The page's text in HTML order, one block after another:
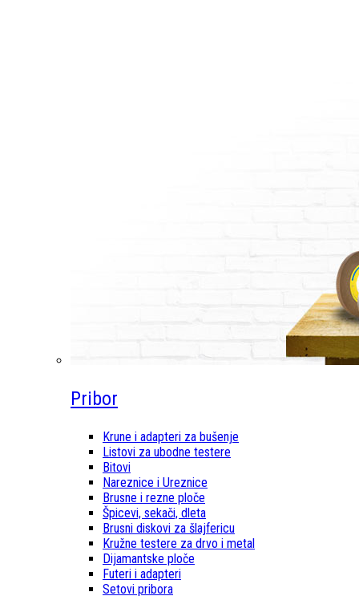
Pribor
Krune i adapteri za bušenje
Listovi za ubodne testere
Bitovi
Nareznice i Ureznice
Brusne i rezne ploče
Špicevi, sekači, dleta
Brusni diskovi za šlajfericu
Kružne testere za drvo i metal
Dijamantske ploče
Futeri i adapteri
Setovi pribora